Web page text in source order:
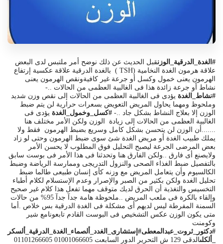
#الغدة_الدرقية_الوزنقبل الحديث عن ذلك نوضح أمر ملتبس لدى البعض
علاقة هرمون الغدة النخامية (TSH ) بالغدة الدرقية علاقة عكسية إرتفاع
الهرمون يعنى خمول وكسل أو جرعة غير كافيةونقص الهرمون يعنى
نشاط أو جرعة زائدة هذا فى الغالبية العظمى من الحالات ..-
#نشاط_الغدة يؤدى فى الغالبية العظمى من الحالات إلى نقص وزن شديد
وملحوظ ومهما يحاول المريض التعويض بسعرات حرارية لن يتم ضبط
الوزن إلا بعلاج النشاط بشكل جاد ..- #كسل_وخمول_الغدة يؤدى فى
الغالبية العظمى من الحالات إلى زيادة الوزن ولكن الأمر مختلف هنا
.......أن الوزن لن يتحسن بشكل كامل وسريع بضبط الهرمون فقط ولا
يملك طبيب الغدة أو مريض الغدة شئ سوى ضبط الهرمون وحتى لو زاد
بعض المرضى الجرعة ليصبح التحليل فوق المطلوب لا يحسن الأمر
ولايصنع أى فارق ..ولكن الفارق هنا وتحدثنا فى هذا الأمر فى بوست سابق
بالتفصيل ضبط الغذاء الصحى والنزول التدريجى وممارسة الرياضة وضبط
الكالسيوم وأن يتعامل المريض مع وزنه كأى إنسان طبيعى طالما ضبط
تحليل الغدة ولكن بكثير من الصبر والإصرار وعدم الإستسلام لكلام أطباء
التخسيس والتغذية أن الحرق لديك متوقف مهما تفعل هذا كلام غير صحيح
وإلقاء بالكرة فى ملعب المريض ..ملحوظة هامة جدآ جدآ 95% من حالات
السمنة المفرطة ليس لديهم أى مشكلة فى الغدة الدرقية بس خلاص .أما
متى يكون الوزن عكس التشخيص فى البوست القادم تابعونامع شير
وكومنت
#دكتور_ثروت_عبدالمعطى#إستشارى_الغدد_ألصماء_الغدة_الدرقية_ألسكر
_ألكلىالدقى 129 ش التحرير الدور السابعت 01001066605 01101266605